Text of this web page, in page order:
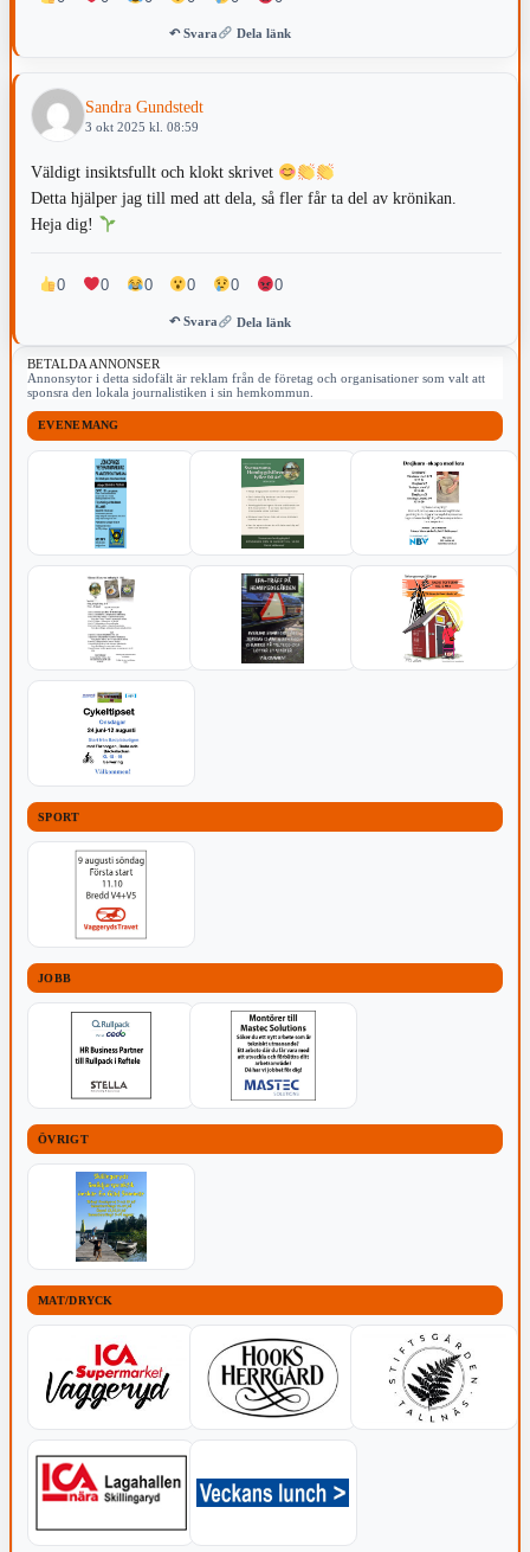
Massa kramar och jag tror på dig! Angelika
↶ Svara Dela länk
Sandra Gundstedt
3 okt 2025 kl. 08:59
Väldigt insiktsfullt och klokt skrivet
Detta hjälper jag till med att dela, så fler får ta del av krönikan.
Heja dig!
0 0 0 0 0 0
↶ Svara Dela länk
BETALDA ANNONSER
Annonsytor i detta sidofält är reklam från de företag och organisationer som valt att
sponsra den lokala journalistiken i sin hemkommun.
EVENEMANG
SPORT
JOBB
ÖVRIGT
MAT/DRYCK